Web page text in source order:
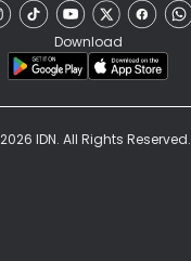
Download
IDN. All Rights Reserved.